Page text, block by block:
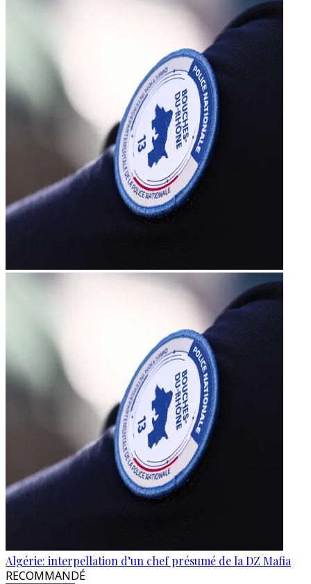
Algérie: interpellation d’un chef présumé de la DZ Mafia
RECOMMANDÉ